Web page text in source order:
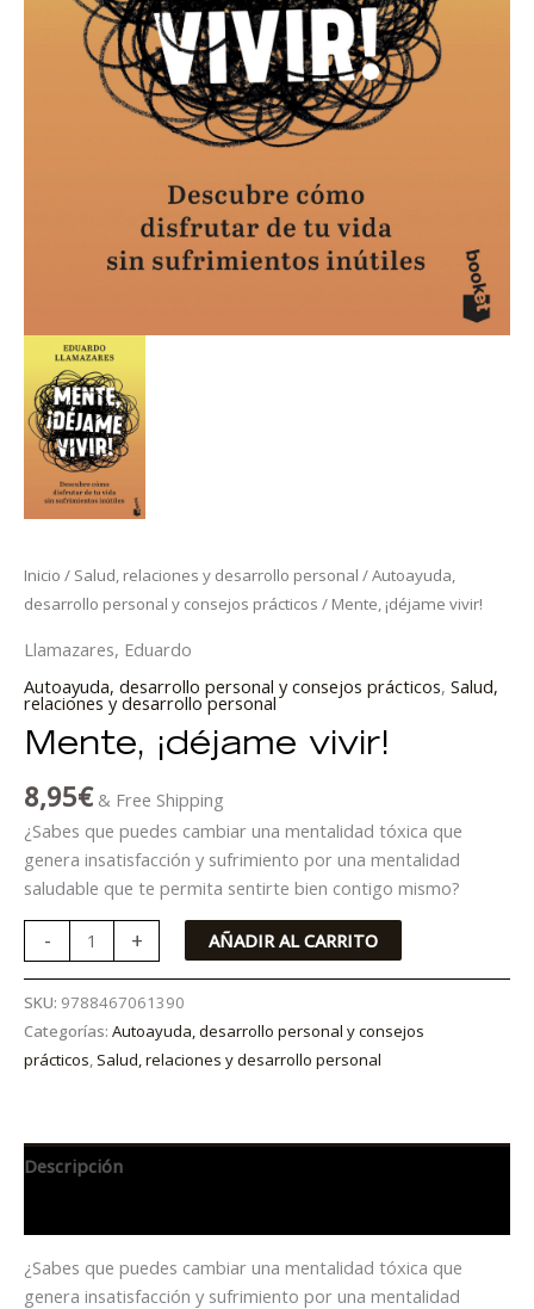
Inicio / Salud, relaciones y desarrollo personal /Autoayuda,
desarrollo personal y consejos prácticos / Mente, ¡déjame vivir!
Llamazares, Eduardo
Autoayuda, desarrollo personal y consejos prácticos, Salud,
relaciones y desarrollo personal
Mente, ¡déjame vivir!
8,95€ & Free Shipping
¿Sabes que puedes cambiar una mentalidad tóxica que
genera insatisfacción y sufrimiento por una mentalidad
saludable que te permita sentirte bien contigo mismo?
- + AÑADIR AL CARRITO
SKU: 9788467061390
Categorías: Autoayuda, desarrollo personal y consejos
prácticos, Salud, relaciones y desarrollo personal
Descripción
¿Sabes que puedes cambiar una mentalidad tóxica que
genera insatisfacción y sufrimiento por una mentalidad